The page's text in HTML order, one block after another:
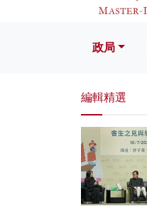
政局
編輯精選